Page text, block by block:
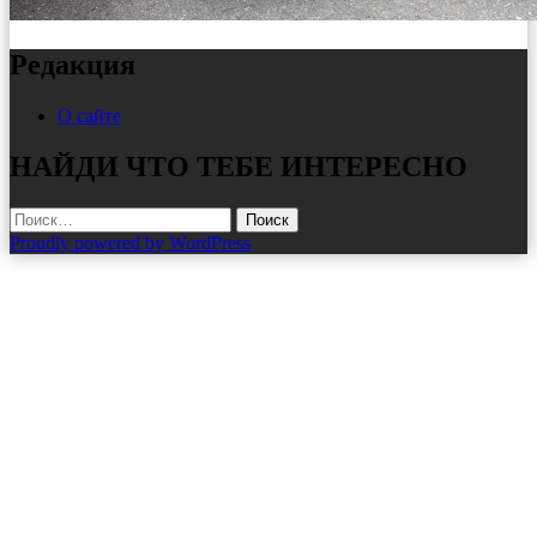
Редакция
О сайте
НАЙДИ ЧТО ТЕБЕ ИНТЕРЕСНО
Найти:
Proudly powered by WordPress